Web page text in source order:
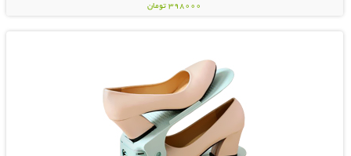
398000 تومان
نمایش توضیحات بیشتر